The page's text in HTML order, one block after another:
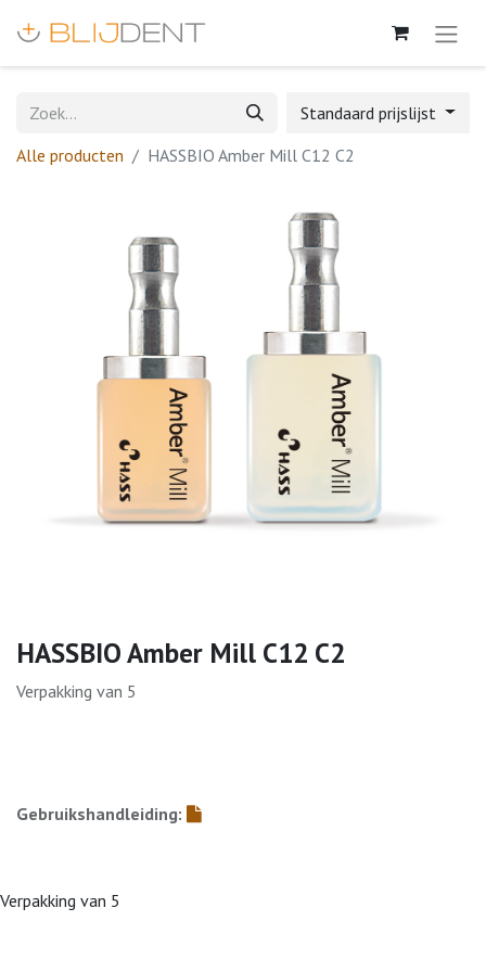
Standaard prijslijst
Alle producten
HASSBIO Amber Mill C12 C2
HASSBIO Amber Mill C12 C2
Verpakking van 5
Gebruikshandleiding:
Verpakking van 5